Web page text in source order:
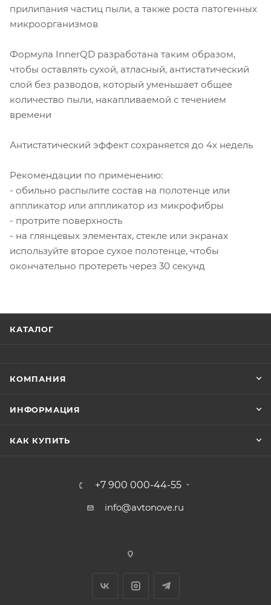
прилипания частиц пыли, а также роста патогенных
микроорганизмов
Формула InnerQD разработана таким образом,
чтобы оставлять сухой, атласный, антистатический
слой без разводов, который уменьшает общее
количество пыли, накапливаемой с течением
времени
Антистатический эффект сохраняется до 4х недель
Рекомендации по применению:
- обильно распылите состав на полотенце или
аппликатор или аппликатор из микрофибры
- протрите поверхность
- на глянцевых элементах, стекле или экранах
используйте второе сухое полотенце, чтобы
окончательно протереть через 30 секунд
КАТАЛОГ
КОМПАНИЯ
ИНФОРМАЦИЯ
КАК КУПИТЬ
+7 900 000-44-55
info@avtonove.ru